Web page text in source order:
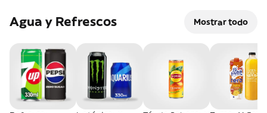
Agua y Refrescos Mostrar todo